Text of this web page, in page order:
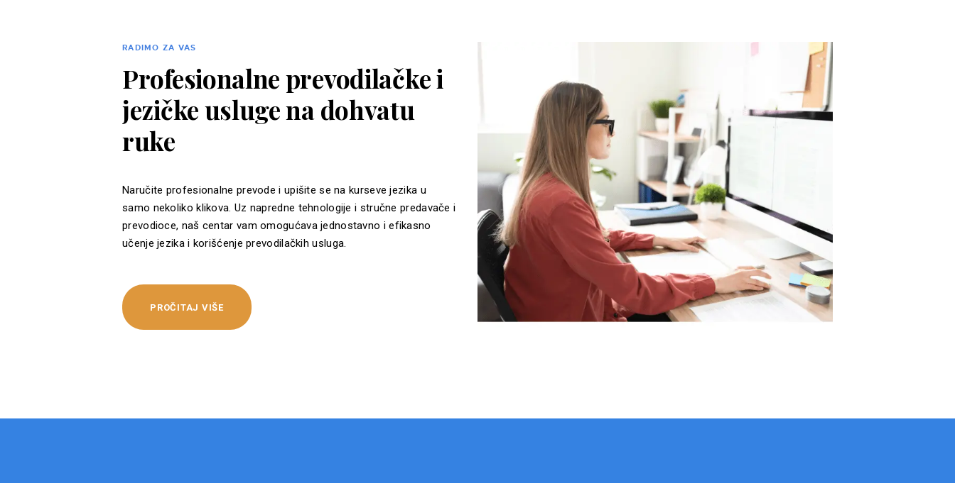
RADIMO ZA VAS
Profesionalne prevodilačke i
jezičke usluge na dohvatu
ruke
Naručite profesionalne prevode i upišite se na kurseve jezika u
samo nekoliko klikova. Uz napredne tehnologije i stručne predavače i
prevodioce, naš centar vam omogućava jednostavno i efikasno
učenje jezika i korišćenje prevodilačkih usluga.
PROČITAJ VIŠE